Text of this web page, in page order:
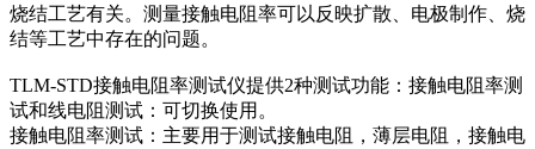
烧结工艺有关。测量接触电阻率可以反映扩散、电极制作、烧
结等工艺中存在的问题。
TLM-STD接触电阻率测试仪提供2种测试功能：接触电阻率测
试和线电阻测试：可切换使用。
接触电阻率测试：主要用于测试接触电阻，薄层电阻，接触电